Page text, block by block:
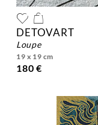
DETOVART
loupe
19 x 19 cm
180 €